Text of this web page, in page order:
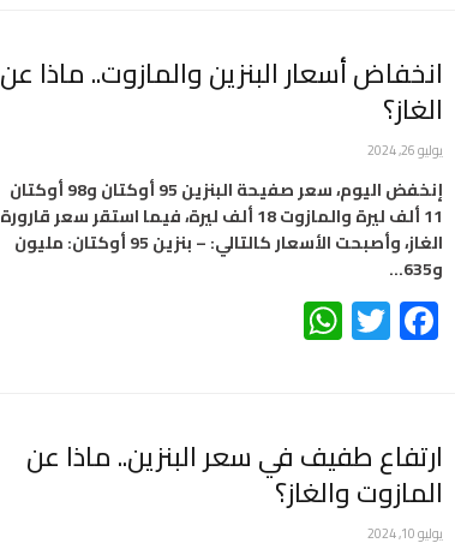
انخفاض أسعار البنزين والمازوت.. ماذا عن
الغاز؟
يوليو 26, 2024
إنخفض اليوم، سعر صفيحة البنزين 95 أوكتان و98 أوكتان
11 ألف ليرة والمازوت 18 ألف ليرة، فيما استقر سعر قارورة
الغاز، وأصبحت الأسعار كالتالي: – بنزين 95 أوكتان: مليون
و635…
Facebook
Twitter
ارتفاع طفيف في سعر البنزين.. ماذا عن
المازوت والغاز؟
يوليو 10, 2024